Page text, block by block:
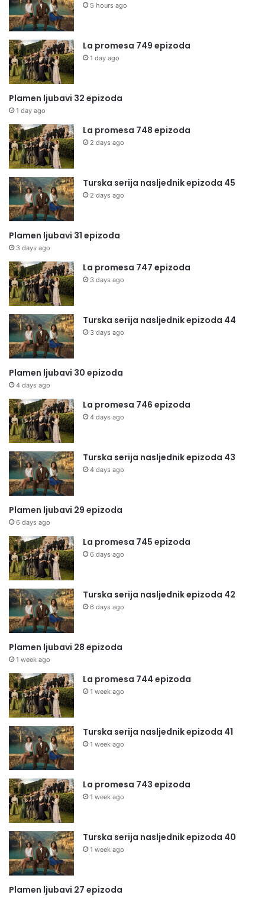
5 hours ago
La promesa 749 epizoda
1 day ago
Plamen ljubavi 32 epizoda
1 day ago
La promesa 748 epizoda
2 days ago
Turska serija nasljednik epizoda 45
2 days ago
Plamen ljubavi 31 epizoda
3 days ago
La promesa 747 epizoda
3 days ago
Turska serija nasljednik epizoda 44
3 days ago
Plamen ljubavi 30 epizoda
4 days ago
La promesa 746 epizoda
4 days ago
Turska serija nasljednik epizoda 43
4 days ago
Plamen ljubavi 29 epizoda
6 days ago
La promesa 745 epizoda
6 days ago
Turska serija nasljednik epizoda 42
6 days ago
Plamen ljubavi 28 epizoda
1 week ago
La promesa 744 epizoda
1 week ago
Turska serija nasljednik epizoda 41
1 week ago
La promesa 743 epizoda
1 week ago
Turska serija nasljednik epizoda 40
1 week ago
Plamen ljubavi 27 epizoda